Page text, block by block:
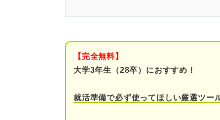
営業事務が多い業界とそ
【完全無料】
大学3年生（28卒）におすすめ！
就活準備で必ず使ってほしい厳選ツー